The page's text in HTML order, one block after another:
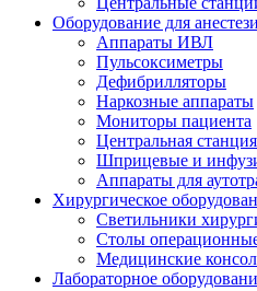
Оборудование для
Аппараты ИВЛ
Пульсоксиметры
Дефибрилляторы
Наркозные аппараты
Мониторы пациента
Центральная
Шприцевые и
Аппараты для
Хирургическое
Светильники
Столы
Медицинские
Лабораторное